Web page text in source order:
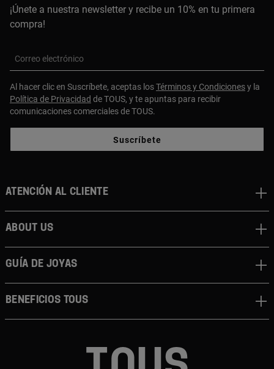
¡Únete a nuestra newsletter y recibe un 10% en tu primera
compra!
Correo electrónico
Al hacer clic en Suscríbete, aceptas losTérminos y Condicionesy la
Política de Privacidad de TOUS, y te apuntas para recibir
comunicaciones comerciales de TOUS.
Suscríbete
Atención al cliente
About us
Guía de joyas
Beneficios TOUS